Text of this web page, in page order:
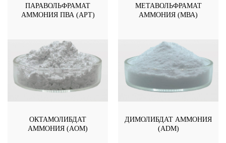
ПАРАВОЛЬФРАМАТ
АММОНИЯ ПВА (APT)
МЕТАВОЛЬФРАМАТ
АММОНИЯ (МВА)
ОКТАМОЛИБДАТ
АММОНИЯ (AOM)
ДИМОЛИБДАТ АММОНИЯ
(ADM)